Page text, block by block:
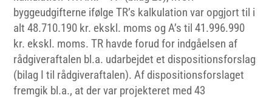
byggeudgifterne ifølge TR’s kalkulation var opgjort til i
alt 48.710.190 kr. ekskl. moms og A’s til 41.996.990
kr. ekskl. moms. TR havde forud for indgåelsen af
rådgiveraftalen bl.a. udarbejdet et dispositionsforslag
(bilag I til rådgiveraftalen). Af dispositionsforslaget
fremgik bl.a., at der var projekteret med 43